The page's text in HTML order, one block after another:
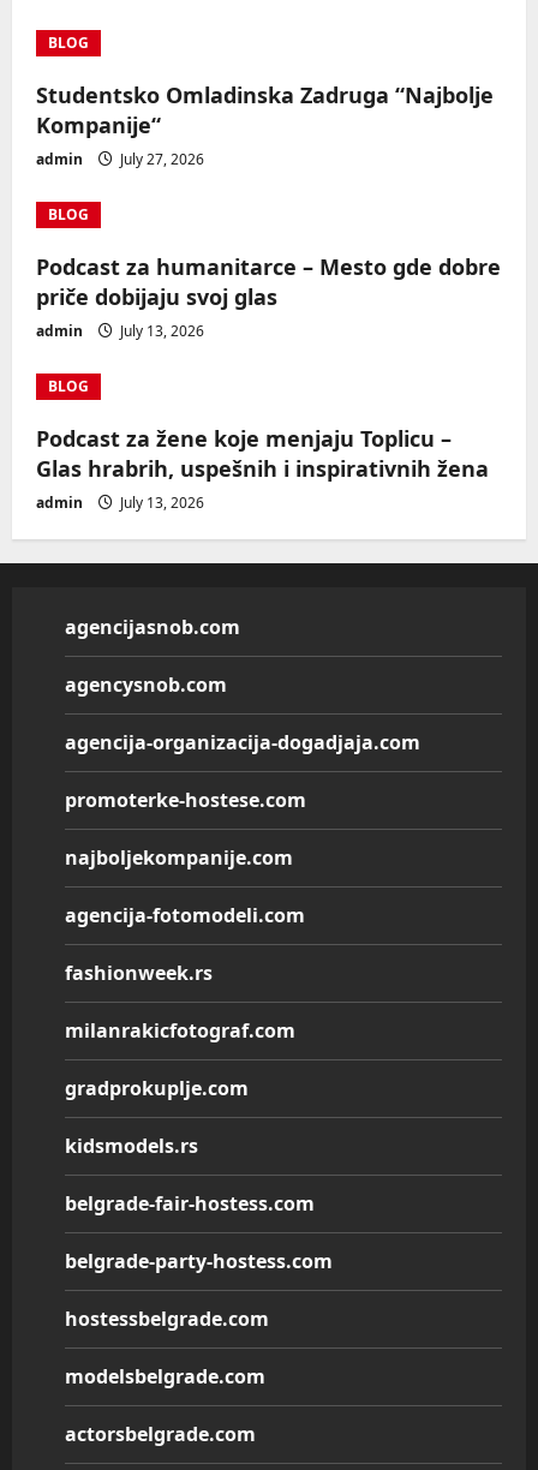
BLOG
Studentsko Omladinska Zadruga “Najbolje
Kompanije“
admin July 27, 2026
BLOG
Podcast za humanitarce – Mesto gde dobre
priče dobijaju svoj glas
admin July 13, 2026
BLOG
Podcast za žene koje menjaju Toplicu –
Glas hrabrih, uspešnih i inspirativnih žena
admin July 13, 2026
agencijasnob.com
agencysnob.com
agencija-organizacija-dogadjaja.com
promoterke-hostese.com
najboljekompanije.com
agencija-fotomodeli.com
fashionweek.rs
milanrakicfotograf.com
gradprokuplje.com
kidsmodels.rs
belgrade-fair-hostess.com
belgrade-party-hostess.com
hostessbelgrade.com
modelsbelgrade.com
actorsbelgrade.com